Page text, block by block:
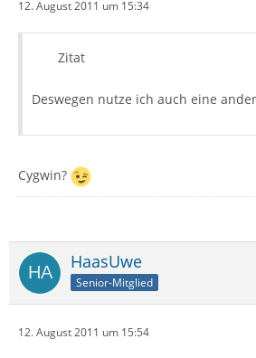
12. August 2011 um 15:34
Zitat
Deswegen nutze ich auch eine
Cygwin?
HaasUwe
Senior-Mitglied
12. August 2011 um 15:54